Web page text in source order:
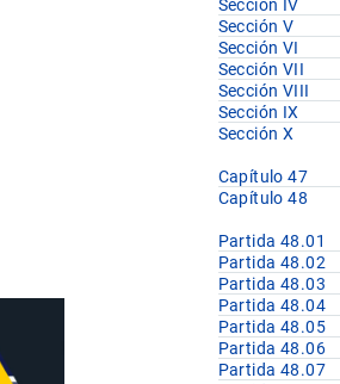
Sección IV
Sección V
Sección VI
Sección VII
Sección VIII
Sección IX
Sección X
Capítulo 47
Capítulo 48
Partida 48.01
Partida 48.02
Partida 48.03
Partida 48.04
Partida 48.05
Partida 48.06
Partida 48.07